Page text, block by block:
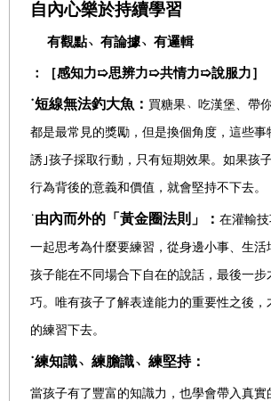
自內心樂於持續學習
有觀點﹅ 有論據﹅ 有邏輯
：［感知力➯思辨力➯共情力➯說服力］
˙短線無法釣大魚： 買糖果﹅ 吃漢堡、帶
都是最常見的獎勵，但是換個角度，這些事
誘｣孩子採取行動，只有短期效果。如果孩
行為背後的意義和價值，就會堅持不下去。
˙由內而外的「黃金圈法則」： 在灌輸
一起思考為什麼要練習，從身邊小事、生活
孩子能在不同場合下自在的說話，最後一步
巧。唯有孩子了解表達能力的重要性之後，
的練習下去。
˙練知識﹅ 練膽識﹅ 練堅持：
當孩子有了豐富的知識力，也學會帶入真實